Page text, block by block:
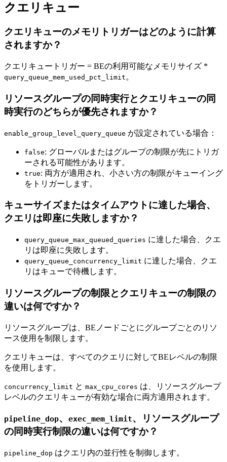
クエリキュー
クエリキューのメモリトリガーはどのように計算
されますか？
クエリキュートリガー = BEの利用可能なメモリサイズ *
query_queue_mem_used_pct_limit 。
リソースグループの同時実行とクエリキューの同
時実行のどちらが優先されますか？
enable_group_level_query_queue が設定されている場合：
false: グローバルまたはグループの制限が先にトリガ
ーされる可能性があります。
true: 両方が適用され、小さい方の制限がキューイング
をトリガーします。
キューサイズまたはタイムアウトに達した場合、
クエリは即座に失敗しますか？
query_queue_max_queued_queries に達した場合、クエ
リは即座に失敗します。
query_queue_concurrency_limit に達した場合、クエ
リはキューで待機します。
リソースグループの制限とクエリキューの制限の
違いは何ですか？
リソースグループは、BEノードごとにグループごとのリソ
ース使用を制限します。
クエリキューは、すべてのクエリに対してBEレベルの制限
を使用します。
concurrency_limit と max_cpu_cores は、リソースグループ
レベルのクエリキューが有効な場合に両方適用されます。
pipeline_dop、 exec_mem_limit、リソースグループ
の同時実行制限の違いは何ですか？
pipeline_dop はクエリ内の並行性を制御します。